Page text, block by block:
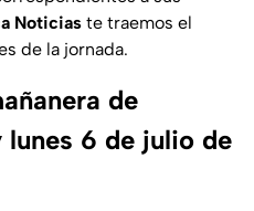
Noticias te traemos el
de la jornada.
de
lunes 6 de julio de